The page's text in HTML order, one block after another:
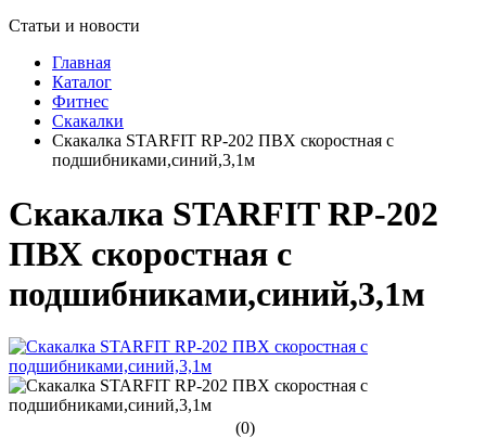
Статьи и новости
Главная
Каталог
Фитнес
Скакалки
Скакалка STARFIT RP-202 ПВХ скоростная с
подшибниками,синий,3,1м
Скакалка STARFIT RP-202
ПВХ скоростная с
подшибниками,синий,3,1м
(0)